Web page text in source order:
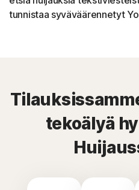
tunnistaa syväväärennetyt
tekoälyä